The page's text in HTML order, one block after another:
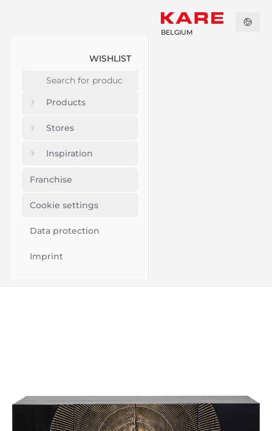
WISHLIST
Products
Stores
Inspiration
Franchise
Cookie settings
Data protection
Imprint
BELGIUM